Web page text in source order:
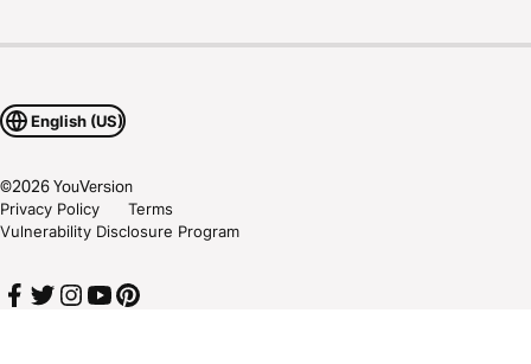
English (US)
©2026YouVersion
Privacy Policy
Terms
Vulnerability Disclosure Program